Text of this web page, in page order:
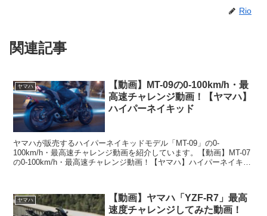
Rio
関連記事
ヤマハ
【動画】MT-09の0-100km/h・最
高速チャレンジ動画！【ヤマハ】
ハイパーネイキッド
ヤマハが販売するハイパーネイキッドモデル「MT-09」の0-
100km/h・最高速チャレンジ動画を紹介しています。【動画】MT-07
の0-100km/h・最高速チャレンジ動画！【ヤマハ】ハイパーネイキッ
ヤマハ
【動画】ヤマハ「YZF-R7」最高
速度チャレンジしてみた動画！